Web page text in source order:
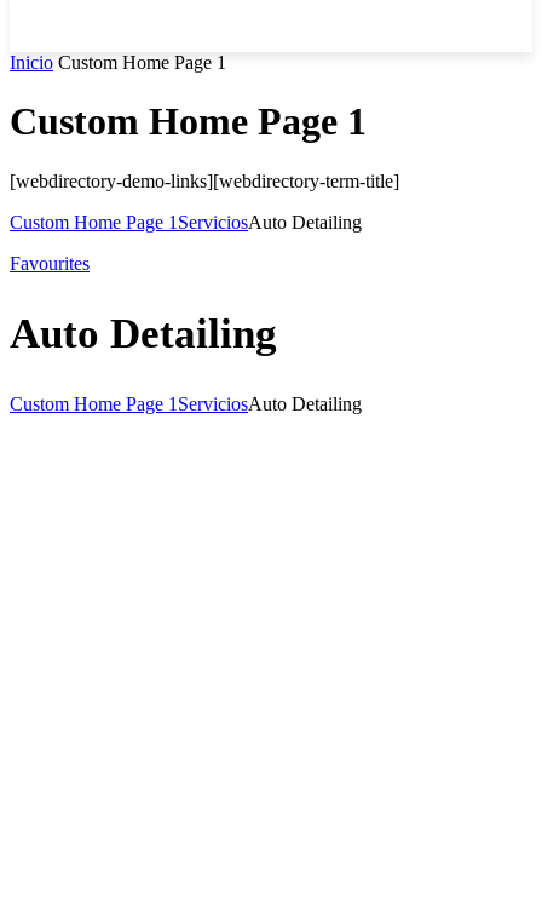
Inicio Custom Home Page 1
Custom Home Page 1
[webdirectory-demo-links][webdirectory-term-title]
Custom Home Page 1 ServiciosAuto Detailing
Favourites
Auto Detailing
Custom Home Page 1 ServiciosAuto Detailing